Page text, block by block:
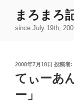
まろまろ
since July 19th,
投
稿
日:
2008年7月18日 投稿者:
てぃーあ
ー」